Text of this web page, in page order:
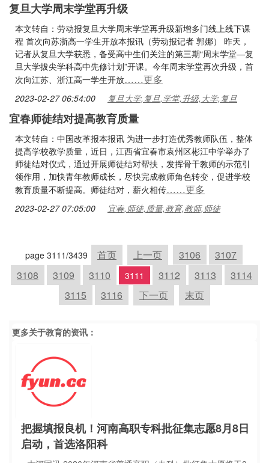
复旦大学周末学堂再升级
本文转自：劳动报复旦大学周末学堂再升级新增多门线上线下课
程 首次向苏浙高一学生开放本报讯（劳动报记者 郭娜） 昨天，
记者从复旦大学获悉，备受高中生们关注的第三期“周末学堂—复
旦大学拔尖学科高中先修计划”开课。今年周末学堂再次升级，首
次向江苏、浙江高一学生开放……更多
2023-02-27 06:54:00 复旦大学,复旦,学堂,升级,大学,复旦
宜春师徒结对提高教育质量
本文转自：中国改革报本报讯 为进一步打造优秀教师队伍，整体
提高学校教学质量，近日，江西省宜春市袁州区彬江中学举办了
师徒结对仪式，通过开展师徒结对帮扶，发挥骨干教师的示范引
领作用，加快青年教师成长，尽快完成教师角色转变，促进学校
教育质量不断提高。师徒结对，薪火相传……更多
2023-02-27 07:05:00 宜春,师徒,质量,教育,教师,师徒
page 3111/3439 首页 上一页 3106
3107
3108
3109 3110 3111 3112 3113
3114
3115
3116 下一页 末页
更多关于教育的资讯：
把握填报良机！河南高职专科批征集志愿8月8日
启动，首选洛阳科